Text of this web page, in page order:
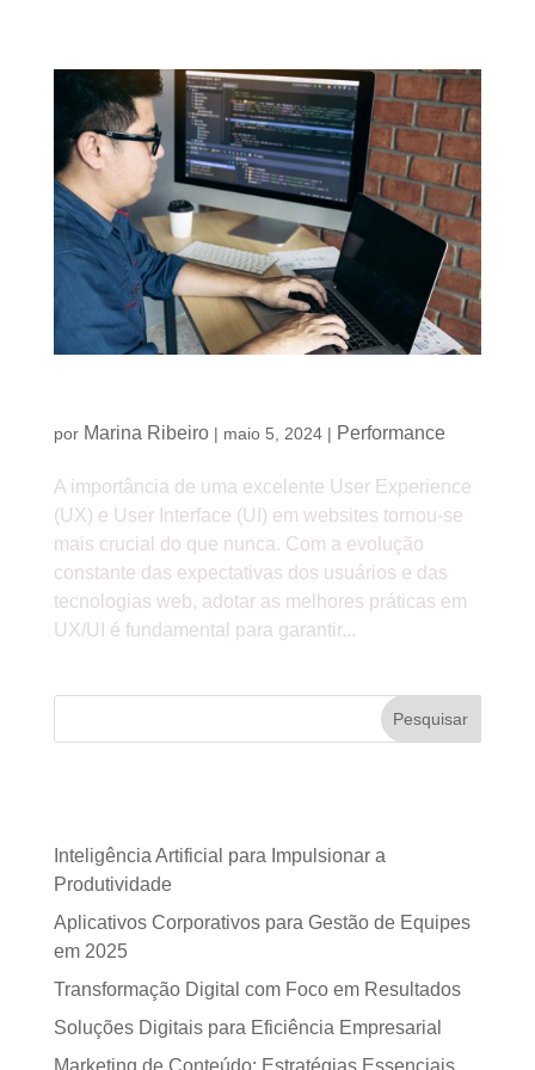
por Marina Ribeiro| maio 5, 2024| Performance
A importância de uma excelente User Experience
(UX) e User Interface (UI) em websites tornou-se
mais crucial do que nunca. Com a evolução
constante das expectativas dos usuários e das
tecnologias web, adotar as melhores práticas em
UX/UI é fundamental para garantir...
Pesquisar
Inteligência Artificial para Impulsionar a
Produtividade
Aplicativos Corporativos para Gestão de Equipes
em 2025
Transformação Digital com Foco em Resultados
Soluções Digitais para Eficiência Empresarial
Marketing de Conteúdo: Estratégias Essenciais